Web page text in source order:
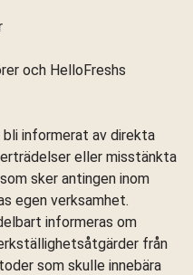
och HelloFreshs
informerat av direkta
eller misstänkta
sker antingen inom
egen verksamhet.
informeras om
från
som skulle innebära